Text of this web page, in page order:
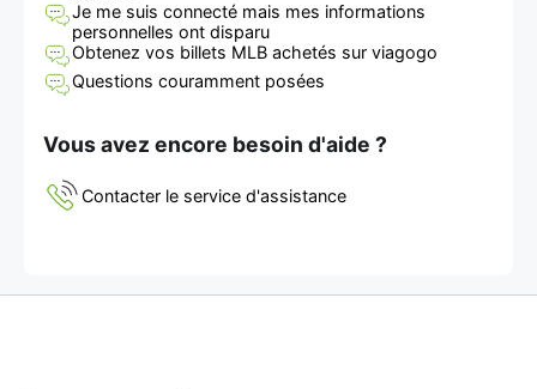
Je me suis connecté mais mes informations
personnelles ont disparu
Obtenez vos billets MLB achetés sur viagogo
Questions couramment posées
Vous avez encore besoin d'aide ?
Contacter le service d'assistance